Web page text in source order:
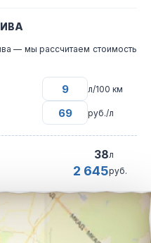
— мы рассчитаем стоимость
л/100 км
руб./л
38л
2 645руб.
маршрута из города